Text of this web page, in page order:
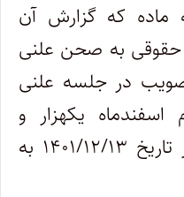
ماده که گزارش آن
به صحن علنی
در جلسه علنی
یکهزار و
چهارصد و یک مجلس در تاریخ ۱۴۰۱/۱۲/۱۳ به